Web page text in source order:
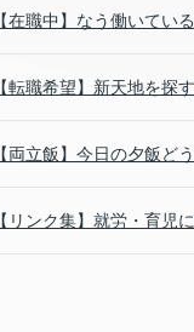
【在職中】なう働いてい
【転職希望】新天地を探
【両立飯】今日の夕飯ど
【リンク集】就労・育児